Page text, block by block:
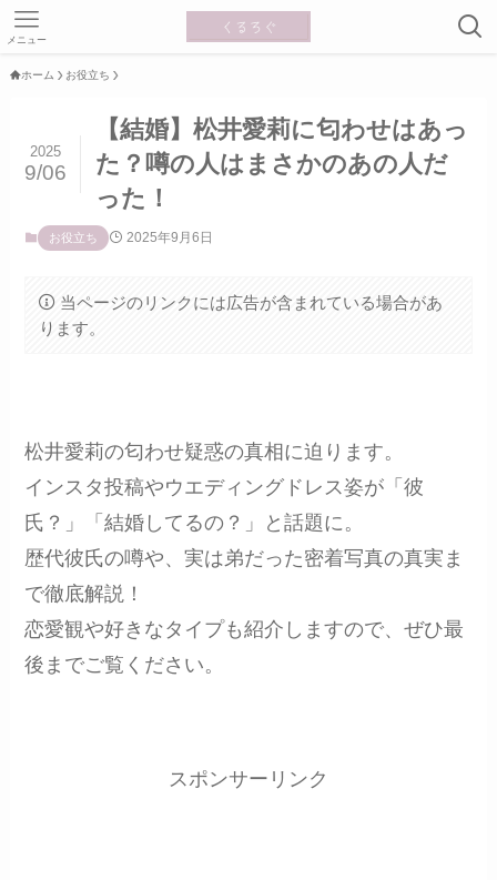
メニュー
ホーム お役立ち
【結婚】松井愛莉に匂わせはあっ
た？噂の人はまさかのあの人だ
った！
2025
9/06
お役立ち 2025年9月6日
当ページのリンクには広告が含まれている場合があ
ります。
松井愛莉の匂わせ疑惑の真相に迫ります。
インスタ投稿やウエディングドレス姿が「彼
氏？」「結婚してるの？」と話題に。
歴代彼氏の噂や、実は弟だった密着写真の真実ま
で徹底解説！
恋愛観や好きなタイプも紹介しますので、ぜひ最
後までご覧ください。
スポンサーリンク